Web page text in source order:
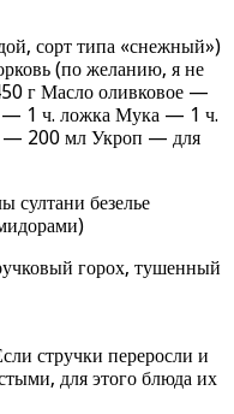
сорт типа «снежный»)
(по желанию, я не
г Масло оливковое —
1 ч. ложка Мука — 1 ч.
— 200 мл Укроп — для
султани безелье
стручки переросли и
для этого блюда их